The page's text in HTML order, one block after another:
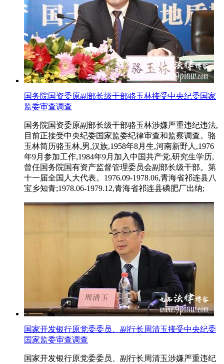
国务院国资委原副部长级干部骆玉林接受中央纪委国家
监委审查调查
国务院国资委原副部长级干部骆玉林涉嫌严重违纪违法,
目前正接受中央纪委国家监委纪律审查和监察调查。骆
玉林简历骆玉林,男,汉族,1958年8月生,河南新野人,1976
年9月参加工作,1984年9月加入中国共产党,研究生学历,
曾任国务院国有资产监督管理委员会副部长级干部。第
十一届全国人大代表。1976.09-1978.06,青海省祁连县八
宝乡知青;1978.06-1979.12,青海省祁连县磷肥厂出纳;
国家开发银行原党委委员、副行长周清玉接受中央纪委
国家监委审查调查
国家开发银行原党委委员、副行长周清玉涉嫌严重违纪